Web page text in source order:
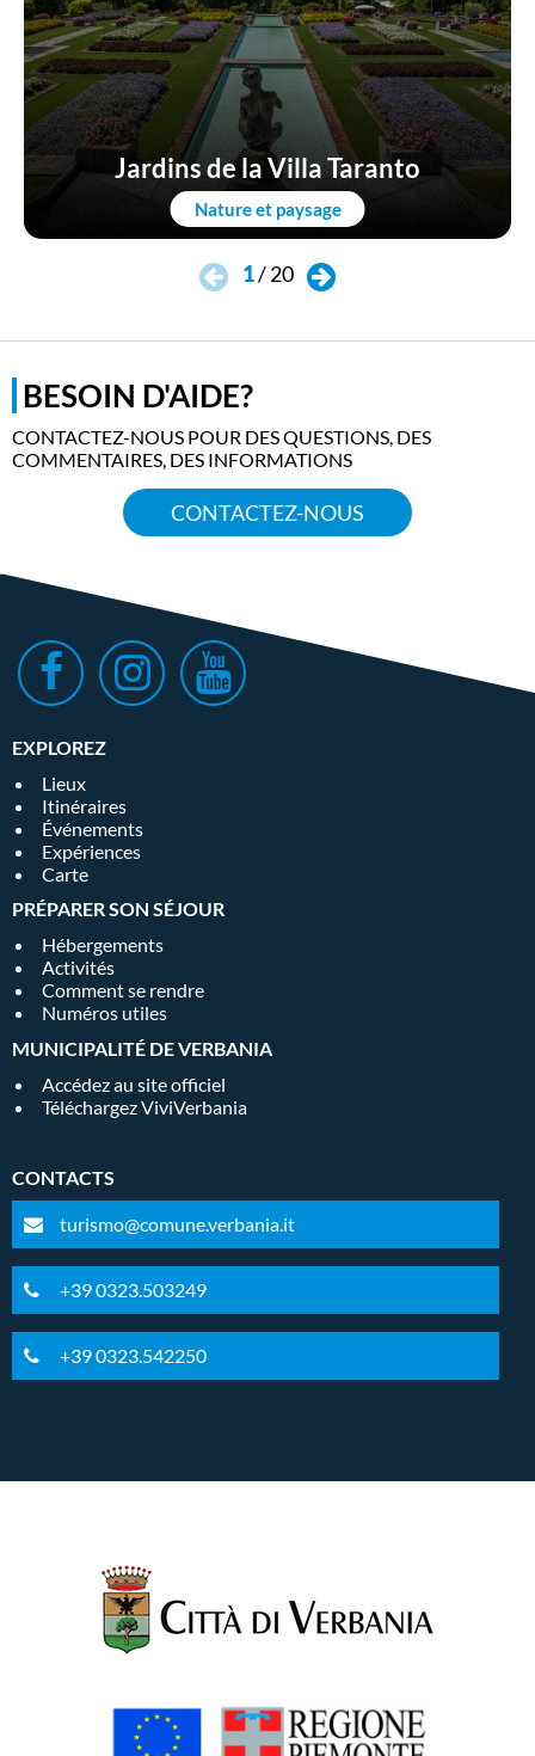
Nature et paysage
Jardins de la Villa Taranto
1/20
BESOIN D'AIDE?
CONTACTEZ-NOUS POUR DES QUESTIONS, DES
COMMENTAIRES, DES INFORMATIONS
CONTACTEZ-NOUS
EXPLOREZ
Lieux
Itinéraires
Événements
Expériences
Carte
PRÉPARER SON SÉJOUR
Hébergements
Activités
Comment se rendre
Numéros utiles
MUNICIPALITÉ DE VERBANIA
Accédez au site officiel
Téléchargez ViviVerbania
CONTACTS
turismo@comune.verbania.it
+39 0323.503249
+39 0323.542250